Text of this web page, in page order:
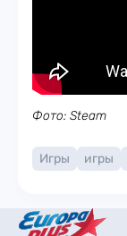
Фото: Steam
Игры игры